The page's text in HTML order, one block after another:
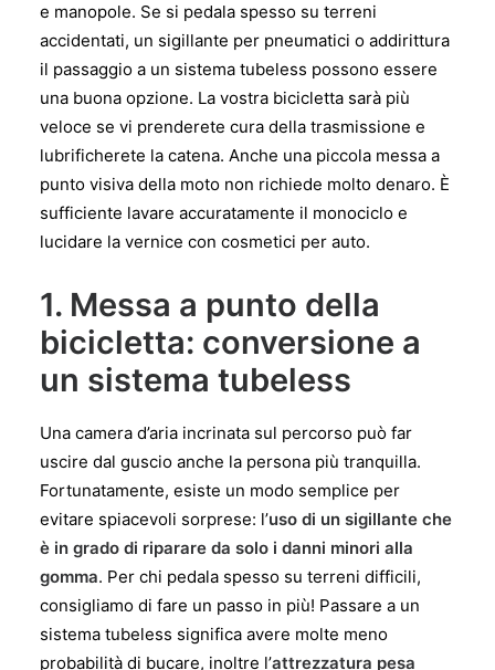
e manopole. Se si pedala spesso su terreni
accidentati, un sigillante per pneumatici o addirittura
il passaggio a un sistema tubeless possono essere
una buona opzione. La vostra bicicletta sarà più
veloce se vi prenderete cura della trasmissione e
lubrificherete la catena. Anche una piccola messa a
punto visiva della moto non richiede molto denaro. È
sufficiente lavare accuratamente il monociclo e
lucidare la vernice con cosmetici per auto.
1. Messa a punto della
bicicletta: conversione a
un sistema tubeless
Una camera d’aria incrinata sul percorso può far
uscire dal guscio anche la persona più tranquilla.
Fortunatamente, esiste un modo semplice per
evitare spiacevoli sorprese: l’uso di un sigillante che
è in grado di riparare da solo i danni minori alla
gomma. Per chi pedala spesso su terreni difficili,
consigliamo di fare un passo in più! Passare a un
sistema tubeless significa avere molte meno
probabilità di bucare, inoltre l’attrezzatura pesa